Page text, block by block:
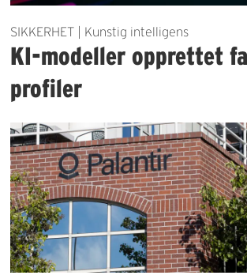
SIKKERHET | Kunstig intelligens
KI-modeller opprettet
profiler